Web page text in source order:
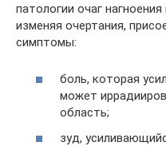
патологии очаг
изменяя очертания,
симптомы:
боль, которая
может
область;
зуд,